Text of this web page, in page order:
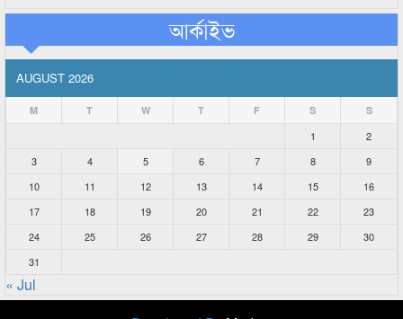
আর্কাইভ
AUGUST 2026
M T W T F S S
1
2
3
4 5 6 7 8
9
10
11 12 13 14 15
16
17
18 19 20 21 22
23
24
25 26 27 28 29
30
31
« Jul